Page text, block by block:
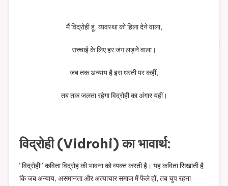
मैं विद्रोही हूं, व्यवस्था को हिला देने वाला,
सच्चाई के लिए हर जंग लड़ने वाला।
जब तक अन्याय है इस धरती पर कहीं,
तब तक जलता रहेगा विद्रोही का अंगार यहीं।
विद्रोही (Vidrohi) का भावार्थ:
“विद्रोही” कविता विद्रोह की भावना को व्यक्त करती है। यह कविता सिखाती है
कि जब अन्याय, असमानता और अत्याचार समाज में फैले हों, तब चुप रहना